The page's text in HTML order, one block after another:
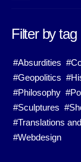
Filter by tag
#Absurdities
#Geopolitics
#Philosophy
#Sculptures
#Translations
#Webdesign